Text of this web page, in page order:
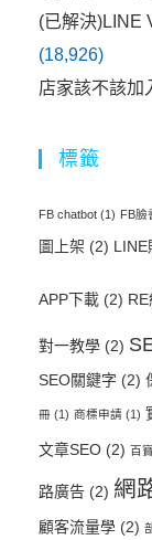
(已解決)LINE
(18,926)
店家該不該加
標籤
FB chatbot (1) FB臉
圖上架 (2) LINE
APP下載 (2)
對一教學 (2)
SEO關鍵字 (2)
冊 (1) 商標申請 (1)
文章SEO (2) 百
路廣告 (2) 網
顧客流量學 (2)